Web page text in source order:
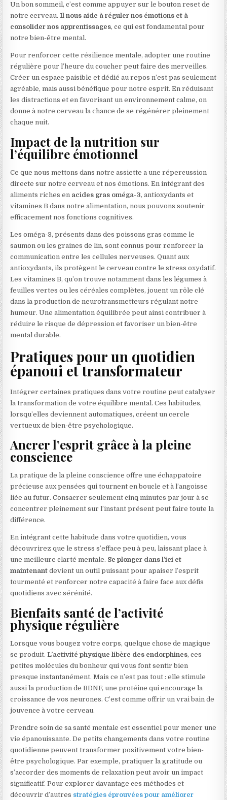
Un bon sommeil, c’est comme appuyer sur le bouton reset de
notre cerveau.Il nous aide à réguler nos émotions et à
consolider nos apprentissages, ce qui est fondamental pour
notre bien-être mental.
Pour renforcer cette résilience mentale, adopter une routine
régulière pour l’heure du coucher peut faire des merveilles.
Créer un espace paisible et dédié au repos n’est pas seulement
agréable, mais aussi bénéfique pour notre esprit. En réduisant
les distractions et en favorisant un environnement calme, on
donne à notre cerveau la chance de se régénérer pleinement
chaque nuit.
Impact de la nutrition sur
l’équilibre émotionnel
Ce que nous mettons dans notre assiette a une répercussion
directe sur notre cerveau et nos émotions. En intégrant des
aliments riches en acides gras oméga-3, antioxydants et
vitamines B dans notre alimentation, nous pouvons soutenir
efficacement nos fonctions cognitives.
Les oméga-3, présents dans des poissons gras comme le
saumon ou les graines de lin, sont connus pour renforcer la
communication entre les cellules nerveuses. Quant aux
antioxydants, ils protègent le cerveau contre le stress oxydatif.
Les vitamines B, qu’on trouve notamment dans les légumes à
feuilles vertes ou les céréales complètes, jouent un rôle clé
dans la production de neurotransmetteurs régulant notre
humeur. Une alimentation équilibrée peut ainsi contribuer à
réduire le risque de dépression et favoriser un bien-être
mental durable.
Pratiques pour un quotidien
épanoui et transformateur
Intégrer certaines pratiques dans votre routine peut catalyser
la transformation de votre équilibre mental. Ces habitudes,
lorsqu’elles deviennent automatiques, créent un cercle
vertueux de bien-être psychologique.
Ancrer l’esprit grâce à la pleine
conscience
La pratique de la pleine conscience offre une échappatoire
précieuse aux pensées qui tournent en boucle et à l’angoisse
liée au futur. Consacrer seulement cinq minutes par jour à se
concentrer pleinement sur l’instant présent peut faire toute la
différence.
En intégrant cette habitude dans votre quotidien, vous
découvrirez que le stress s’efface peu à peu, laissant place à
une meilleure clarté mentale. Se plonger dans l’ici et
maintenant devient un outil puissant pour apaiser l’esprit
tourmenté et renforcer notre capacité à faire face aux défis
quotidiens avec sérénité.
Bienfaits santé de l’activité
physique régulière
Lorsque vous bougez votre corps, quelque chose de magique
se produit.L’activité physique libère des endorphines, ces
petites molécules du bonheur qui vous font sentir bien
presque instantanément. Mais ce n’est pas tout : elle stimule
aussi la production de BDNF, une protéine qui encourage la
croissance de vos neurones. C’est comme offrir un vrai bain de
jouvence à votre cerveau.
Prendre soin de sa santé mentale est essentiel pour mener une
vie épanouissante. De petits changements dans votre routine
quotidienne peuvent transformer positivement votre bien-
être psychologique. Par exemple, pratiquer la gratitude ou
s’accorder des moments de relaxation peut avoir un impact
significatif. Pour explorer davantage ces méthodes et
découvrir d’autres stratégies éprouvées pour améliorer